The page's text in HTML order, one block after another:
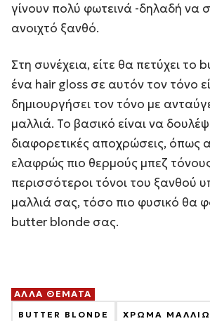
γίνουν πολύ φωτεινά -δηλαδή να
ανοιχτό ξανθό.
Στη συνέχεια, είτε θα πετύχει το
ένα hair gloss σε αυτόν τον τόνο
δημιουργήσει τον τόνο με
μαλλιά. Το βασικό είναι να
διαφορετικές αποχρώσεις, όπως
ελαφρώς πιο θερμούς μπεζ
περισσότεροι τόνοι του ξανθού
μαλλιά σας, τόσο πιο φυσικό θα
butter blonde σας.
ΑΛΛΑ ΘΕΜΑΤΑ
BUTTER BLONDE ΧΡΩΜΑ